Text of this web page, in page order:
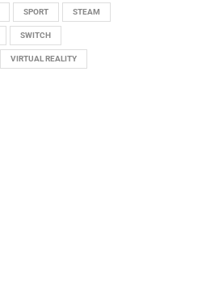
SPORT STEAM
SWITCH
VIRTUAL REALITY